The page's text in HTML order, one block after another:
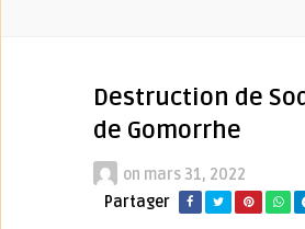
Destruction de
de Gomorrhe
on mars 31, 2022
Partager